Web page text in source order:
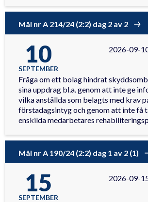
Mål nr A 214/24 (2:2) dag 2 av 2
10
SEPTEMBER
2026-09-
Fråga om ett bolag hindrat
sina uppdrag bl.a. genom att inte ge
vilka anställda som belagts med krav
förstadagsintyg och genom att inte få
enskilda medarbetares
Mål nr A 190/24 (2:2) dag 1 av 2 (1)
15
SEPTEMBER
2026-09-